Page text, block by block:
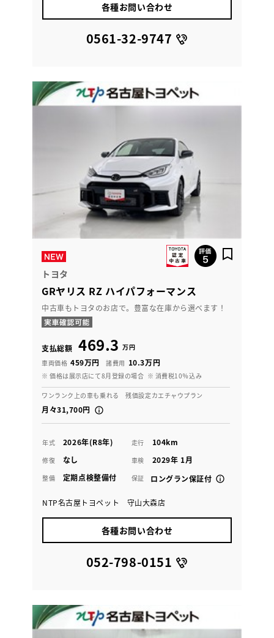
各種お問い合わせ
0561-32-9747
トヨタ
GRヤリス RZ ハイパフォーマンス
中古車もトヨタのお店で。豊富な在庫から選べます！
支払総額 469.3 万円
車両価格 459万円 諸費用 10.3万円
※ 価格は展示店にて8月登録の場合 ※ 消費税10％込み
ワンランク上の車も乗れる 残価設定カエチャウプラン
月々31,700円
年式 2026年(R8年) 走行 104km
修復 なし 車検 2029年 1月
整備 定期点検整備付 保証 ロングラン保証付
NTP名古屋トヨペット 守山大森店
各種お問い合わせ
052-798-0151